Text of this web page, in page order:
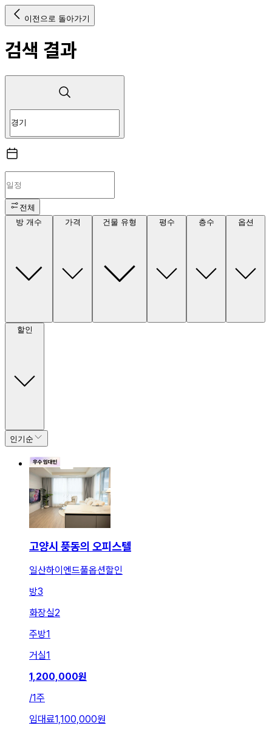
이전으로 돌아가기
검색 결과
전체
방 개수
가격 건물 유형 평수 층수 옵션
할인
인기순
고양시 풍동의 오피스텔
일산하이엔드풀옵션할인
방3
화장실2
주방1
거실1
1,200,000원
/1주
임대료1,100,000원